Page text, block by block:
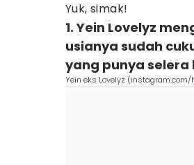
Yuk, simak!
1. Yein Lovelyz
usianya sudah
yang punya
Yein eks Lovelyz